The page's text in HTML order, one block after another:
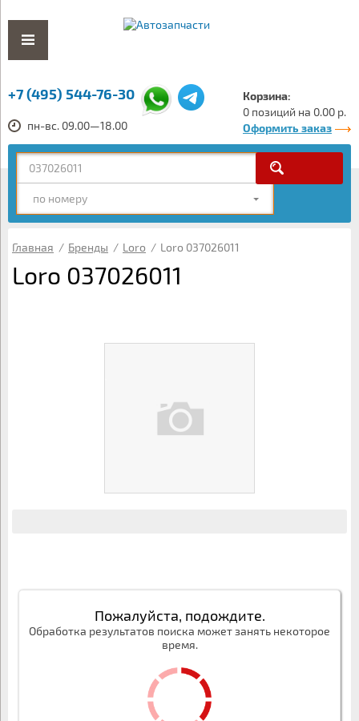
+7 (495) 544-76-30
пн-вс. 09.00—18.00
Корзина:
0 позиций на 0.00 р.
Оформить заказ
по номеру
Главная / Бренды / Loro / Loro 037026011
Loro 037026011
Пожалуйста, подождите.
Обработка результатов поиска может занять некоторое
время.